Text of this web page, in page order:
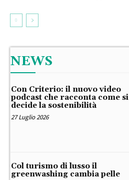
NEWS
Con Criterio: il nuovo video
podcast che racconta come si
decide la sostenibilità
27 Luglio 2026
Col turismo di lusso il
greenwashing cambia pelle